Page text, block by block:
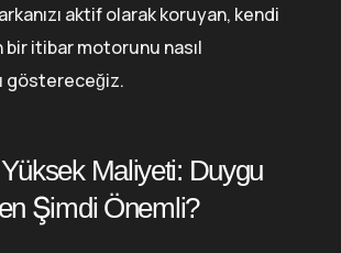
aktif olarak koruyan, kendi
itibar motorunu nasıl
göstereceğiz.
Maliyeti: Duygu
Şimdi Önemli?